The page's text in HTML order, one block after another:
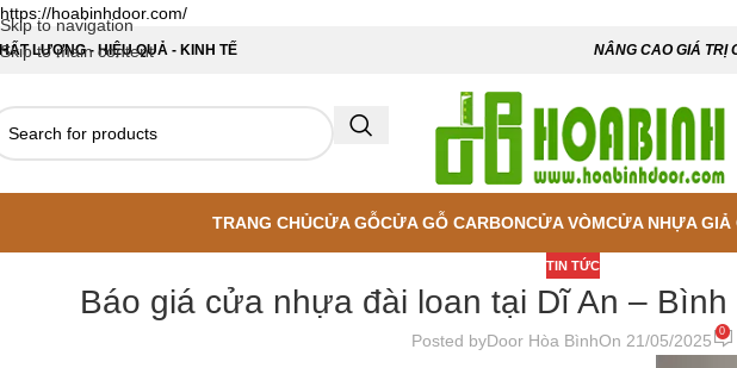
https://hoabinhdoor.com/
Skip to navigation
Skip to main content
LƯỢNG - HIỆU QUẢ - KINH TẾ NÂNG CAO GIÁ TRỊ
TRANG CHỦCỬA GỖCỬA GỖ CARBONCỬA VÒMCỬA NHỰA GIẢ
TIN TỨC
Báo giá cửa nhựa đài loan tại Dĩ An –
Posted byDoor Hòa BìnhOn 21/05/2025 0